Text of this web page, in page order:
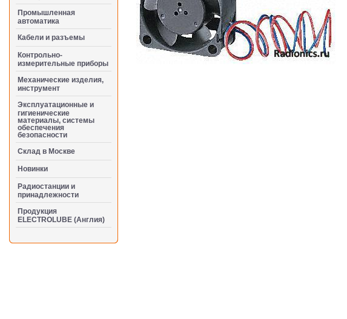
Промышленная
автоматика
Кабели и разъемы
Контрольно-
измерительные приборы
Механические изделия,
инструмент
Эксплуатационные и
гигиенические
материалы, системы
обеспечения
безопасности
Cклад в Москве
Новинки
Радиостанции и
принадлежности
Продукция
ELECTROLUBE (Англия)